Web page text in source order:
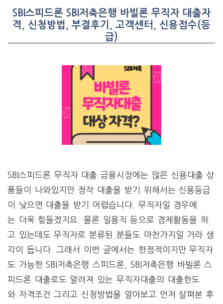
SBI스피드론 SBI저축은행 바빌론 무직자 대출자
격, 신청방법, 부결후기, 고객센터, 신용점수(등
급)
SBI스피드론 무직자 대출 금융시장에는 많은 신용대출 상
품들이 나와있지만 정작 대출을 받기 위해서는 신용등급
이 낮으면 대출을 받기 어렵습니다. 무직자일 경우에
는 더욱 힘들겠지요. 물론 일용직 등으로 경제활동을 하
고 있는데도 무직자로 분류된 분들도 마찬가지일 거라 생
각이 듭니다. 그래서 이번 글에서는 한정적이지만 무직자
도 가능한 SBI저축은행 스피드론, SBI저축은행 바빌론 스
피드론 대출로도 알려져 있는 무직자대출의 대출한도
와 자격조건 그리고 신청방법을 알아보고 먼저 살펴본 후